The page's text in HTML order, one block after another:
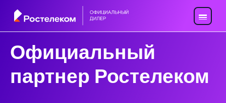
Официальный
партнер Ростелеком